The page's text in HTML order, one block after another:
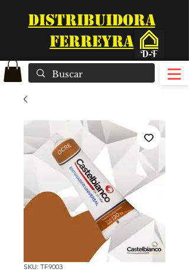
DISTRIBUIDORA
FERREYRA
SKU: TF9003